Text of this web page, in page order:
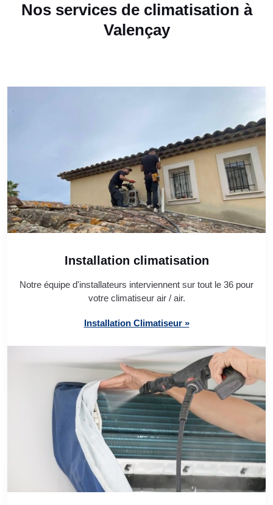
Nos services de climatisation à
Valençay
Installation climatisation
Notre équipe d'installateurs interviennent sur tout le 36 pour
votre climatiseur air / air.
Installation Climatiseur »